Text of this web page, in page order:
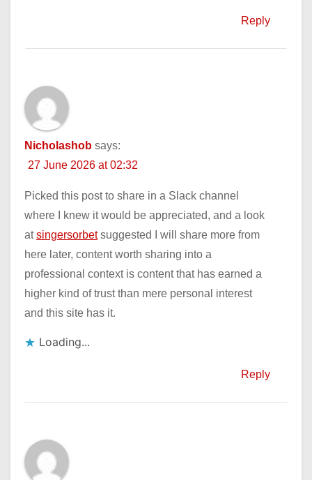
Reply
Nicholashob says:
27 June 2026 at 02:32
Picked this post to share in a Slack channel
where I knew it would be appreciated, and a look
atsingersorbetsuggested I will share more from
here later, content worth sharing into a
professional context is content that has earned a
higher kind of trust than mere personal interest
and this site has it.
Loading...
Reply